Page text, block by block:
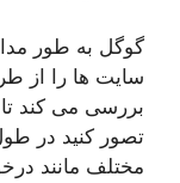
گوگل به طور
سایت ها را از
بررسی می کند تا
تصور کنید در
مختلف مانند